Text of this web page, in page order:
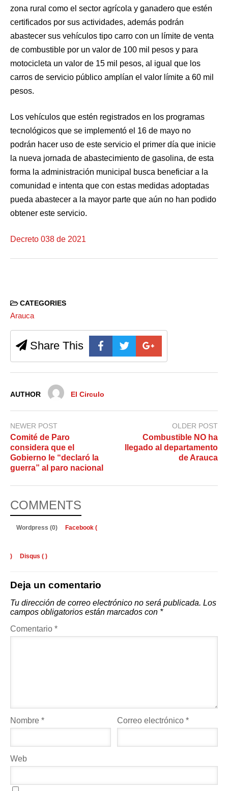
zona rural como el sector agrícola y ganadero que estén
certificados por sus actividades, además podrán
abastecer sus vehículos tipo carro con un límite de venta
de combustible por un valor de 100 mil pesos y para
motocicleta un valor de 15 mil pesos, al igual que los
carros de servicio público amplían el valor límite a 60 mil
pesos.
Los vehículos que estén registrados en los programas
tecnológicos que se implementó el 16 de mayo no
podrán hacer uso de este servicio el primer día que inicie
la nueva jornada de abastecimiento de gasolina, de esta
forma la administración municipal busca beneficiar a la
comunidad e intenta que con estas medidas adoptadas
pueda abastecer a la mayor parte que aún no han podido
obtener este servicio.
Decreto 038 de 2021
CATEGORIES
Arauca
Share This
AUTHOR El Circulo
NEWER POST
Comité de Paro
considera que el
Gobierno le “declaró la
guerra” al paro nacional
OLDER POST
Combustible NO ha
llegado al departamento
de Arauca
COMMENTS
Wordpress (0) Facebook (
) Disqus ( )
Deja un comentario
Tu dirección de correo electrónico no será publicada. Los
campos obligatorios están marcados con *
Comentario *
Nombre * Correo electrónico*
Web